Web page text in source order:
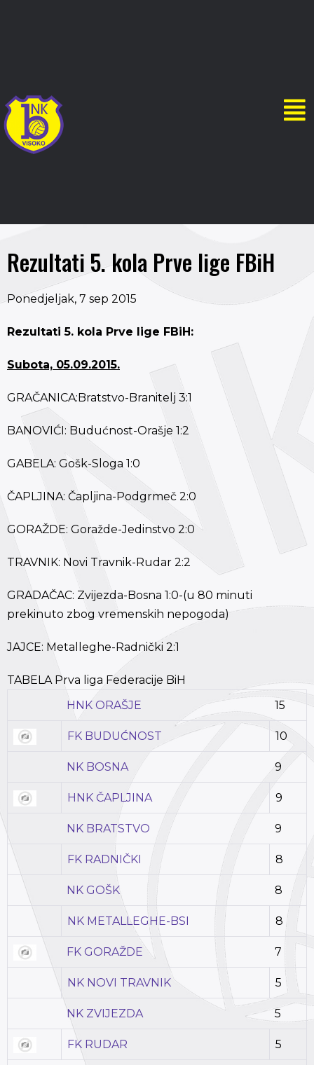
Rezultati 5. kola Prve lige FBiH
Ponedjeljak, 7 sep 2015
Rezultati 5. kola Prve lige FBiH:
Subota, 05.09.2015.
GRAČANICA:Bratstvo-Branitelj 3:1
BANOVIĆI: Budućnost-Orašje 1:2
GABELA: Gošk-Sloga 1:0
ČAPLJINA: Čapljina-Podgrmeč 2:0
GORAŽDE: Goražde-Jedinstvo 2:0
TRAVNIK: Novi Travnik-Rudar 2:2
GRADAČAC: Zvijezda-Bosna 1:0-(u 80 minuti
prekinuto zbog vremenskih nepogoda)
JAJCE: Metalleghe-Radnički 2:1
TABELA Prva liga Federacije BiH
HNK ORAŠJE
15
FK BUDUĆNOST 10
NK BOSNA 9
HNK ČAPLJINA 9
NK BRATSTVO 9
FK RADNIČKI 8
NK GOŠK 8
NK METALLEGHE-BSI 8
FK GORAŽDE 7
NK NOVI TRAVNIK 5
NK ZVIJEZDA 5
FK RUDAR 5